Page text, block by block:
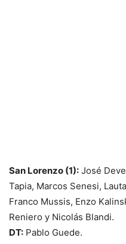
San Lorenzo (1): José
Tapia, Marcos Senesi,
Franco Mussis, Enzo
Reniero y Nicolás Blandi.
DT: Pablo Guede.